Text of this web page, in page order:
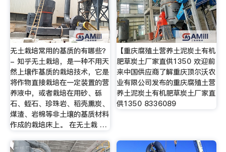
无土栽培常用的基质的有哪些？
- 知乎无土栽培，是一种不用天
然上壤作基质的栽培技术，它是
将作物直接栽培在一定装置的营
养液中，或者栽培在用砂、砾
石、蛭石、珍珠岩、稻壳熏炭、
煤渣、岩棉等非土壤的基质材料
作成的栽培床上。 在无土栽 …
【重庆腐殖土营养土泥炭土有机
肥草炭土厂家直供1350 欢迎前
来中国供应商了解重庆顶尔沃农
业有限公司发布的重庆腐殖土营
养土泥炭土有机肥草炭土厂家直
供1350 8336089